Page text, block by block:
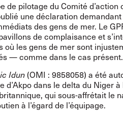
de pilotage du Comité
une déclaration
des gens de mer. Le
de complaisance et
les gens de mer sont
— comme dans le cas présent.
Idun(OMI : 9858058) a été
dans le delta du Niger
qui sous-affrétait le
à l’égard de l’équipage.